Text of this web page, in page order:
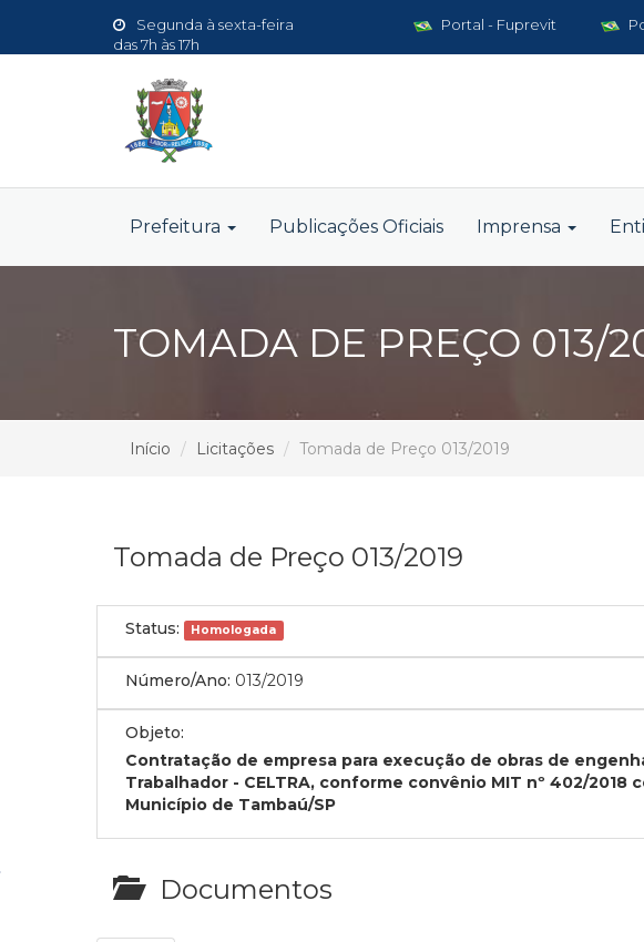
Segunda à sexta-feira
das 7h às 17h
Portal - Fuprevit
Prefeitura Publicações Oficiais Imprensa
TOMADA DE PREÇO 013/
Início Licitações Tomada de Preço 013/2019
Tomada de Preço 013/2019
Status: Homologada
Número/Ano: 013/2019
Objeto:
Contratação de empresa para execução de obras de
Trabalhador - CELTRA, conforme convênio MIT nº 402/
Município de Tambaú/SP
Documentos